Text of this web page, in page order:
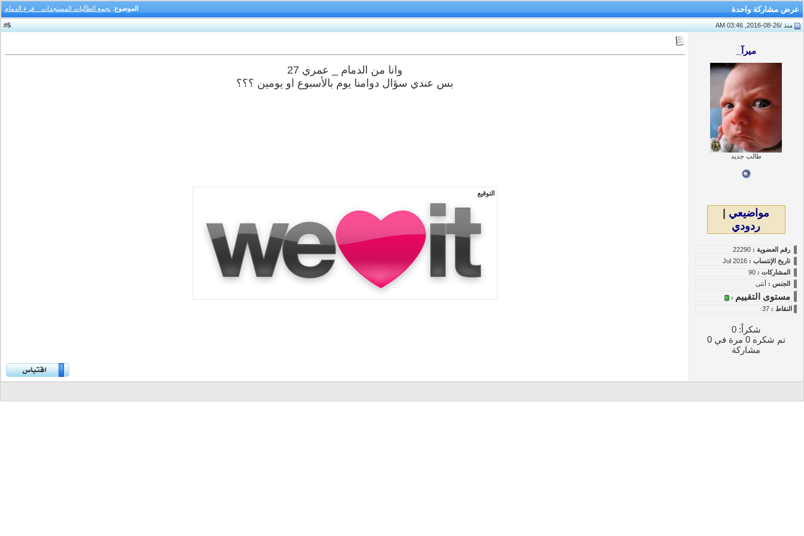
الموضوع: تجمع الطآلبات المستجدات _ فرع الدمام عرض مشاركة واحدة
منذ /26-08-2016, 03:46 AM
5
ميرآ_
طالب جديد
مواضيعي |
ردودي
رقم العضوية : 22290
تاريخ الإنتساب :
Jul 2016
المشاركات : 90
الجنس : أنثى
مستوى التقييم :
النقاط :
37
شكراً: 0
تم شكره 0 مرة في 0
مشاركة
وانا من الدمام _ عمري 27
بس عندي سؤال دوامنا يوم بالأسبوع او يومين ؟؟؟
التوقيع